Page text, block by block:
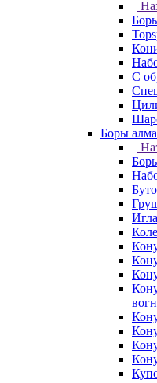
С
Боры
Игла